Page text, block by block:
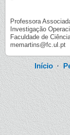
Professora
Investigação
Faculdade de
memartins@fc.ul.pt
Início·